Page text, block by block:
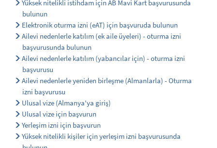
Yüksek nitelikli istihdam için AB Mavi Kart başvurusunda
bulunun
Elektronik oturma izni (eAT) için başvuruda bulunun
Ailevi nedenlerle katılım (ek aile üyeleri) - oturma izni
başvurusunda bulunun
Ailevi nedenlerle katılım (yabancılar için) - oturma izni
başvurusu
Ailevi nedenlerle yeniden birleşme (Almanlarla) - Oturma
izni başvurusu
Ulusal vize (Almanya'ya giriş)
Ulusal vize için başvurun
Yerleşim izni için başvurun
Yüksek nitelikli kişiler için yerleşim izni başvurusunda